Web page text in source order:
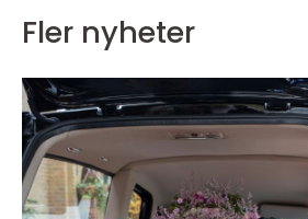
Fler nyheter